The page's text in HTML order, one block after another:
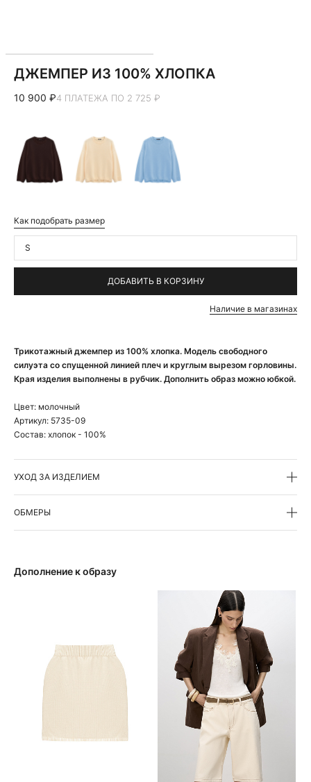
Трикотажный джемпер из 100% хлопка. Модель свободного
силуэта со спущенной линией плеч и круглым вырезом горловины.
Края изделия выполнены в рубчик. Дополнить образ можно юбкой.
Цвет: молочный
Артикул: 5735-09
Состав: хлопок - 100%
УХОД ЗА ИЗДЕЛИЕМ
ОБМЕРЫ
ДЖЕМПЕР ИЗ 100% ХЛОПКА
10 900 ₽4 ПЛАТЕЖА ПО 2 725 ₽
Как подобрать размер
S
ДОБАВИТЬ В КОРЗИНУ
Наличие в магазинах
Дополнение к образу